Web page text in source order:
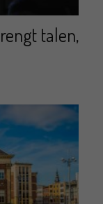
talen,